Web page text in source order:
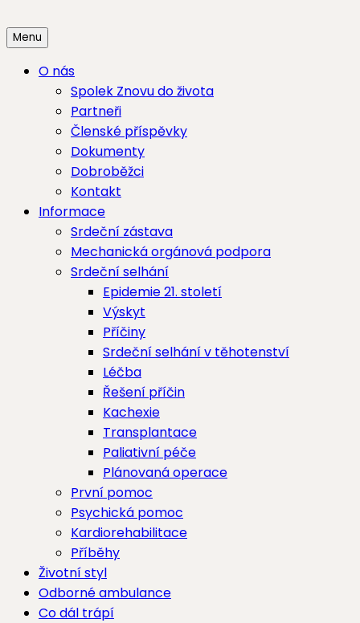
toMenu
O nás
Spolek Znovu do života
Partneři
Členské příspěvky
Dokumenty
Dobroběžci
Kontakt
Informace
Srdeční zástava
Mechanická orgánová podpora
Srdeční selhání
Epidemie 21. století
Výskyt
Příčiny
Srdeční selhání v těhotenství
Léčba
Řešení příčin
Kachexie
Transplantace
Paliativní péče
Plánovaná operace
První pomoc
Psychická pomoc
Kardiorehabilitace
Příběhy
Životní styl
Odborné ambulance
Co dál trápí